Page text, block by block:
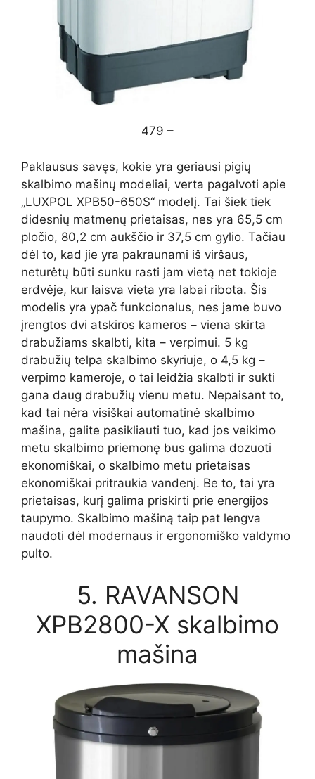
479 –
Paklausus savęs, kokie yra geriausi pigių
skalbimo mašinų modeliai, verta pagalvoti apie
„LUXPOL XPB50-650S“ modelį. Tai šiek tiek
didesnių matmenų prietaisas, nes yra 65,5 cm
pločio, 80,2 cm aukščio ir 37,5 cm gylio. Tačiau
dėl to, kad jie yra pakraunami iš viršaus,
neturėtų būti sunku rasti jam vietą net tokioje
erdvėje, kur laisva vieta yra labai ribota. Šis
modelis yra ypač funkcionalus, nes jame buvo
įrengtos dvi atskiros kameros – viena skirta
drabužiams skalbti, kita – verpimui. 5 kg
drabužių telpa skalbimo skyriuje, o 4,5 kg –
verpimo kameroje, o tai leidžia skalbti ir sukti
gana daug drabužių vienu metu. Nepaisant to,
kad tai nėra visiškai automatinė skalbimo
mašina, galite pasikliauti tuo, kad jos veikimo
metu skalbimo priemonę bus galima dozuoti
ekonomiškai, o skalbimo metu prietaisas
ekonomiškai pritraukia vandenį. Be to, tai yra
prietaisas, kurį galima priskirti prie energijos
taupymo. Skalbimo mašiną taip pat lengva
naudoti dėl modernaus ir ergonomiško valdymo
pulto.
5. RAVANSON
XPB2800-X skalbimo
mašina